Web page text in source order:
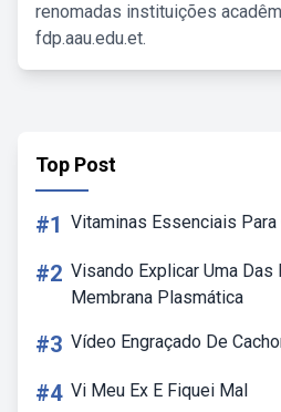
renomadas instituições
fdp.aau.edu.et.
Top Post
#1 Vitaminas Essenciais Para
#2 Visando Explicar Uma
Membrana Plasmática
#3 Vídeo Engraçado De
#4 Vi Meu Ex E Fiquei Mal